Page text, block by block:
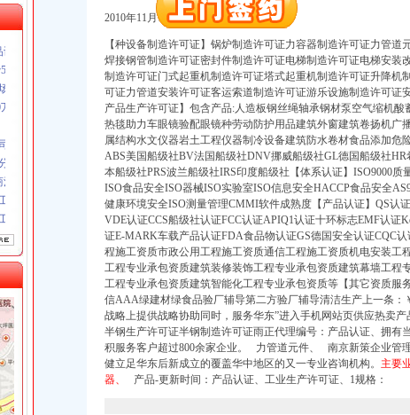
公司转让）
可证）
万 （进出口权）
分公司 渝中 （工商注册）
（工商注册）
公司 渝高 （工商注册）
册）
商注册）
商注册）
公司转让）
万 （进出口权）
分公司 渝中 （工商注册）
衡市二七二支行等91家机构申请
2010年11月12日（长期有效）价格：
【种设备制造许可证】锅炉制造许可证力容器制造许可证力管
焊接钢管制造许可证密封件制造许可证电梯制造许可证电梯安装
制造许可证门式起重机制造许可证塔式起重机制造许可证升降机
可证力管道安装许可证客运索道制造许可证游乐设施制造许可证
产品生产许可证】包含产品:人造板钢丝绳轴承钢材泵空气缩机
热毯助力车眼镜验配眼镜种劳动防护用品建筑外窗建筑卷扬机广
属结构水文仪器岩土工程仪器制冷设备建筑防水卷材食品添加危
ABS美国船级社BV法国船级社DNV挪威船级社GL德国船级社
本船级社PRS波兰船级社IRS印度船级社【体系认证】ISO9000
ISO食品安全ISO器械ISO实验室ISO信息安全HACCP食品安全
健康环境安全ISO测量管理CMMI软件成熟度【产品认证】QS认
VDE认证CCS船级社认证FCC认证APIQ1认证十环标志EMF认证
证E-MARK车载产品认证FDA食品物认证GS德国安全认证CQC
程施工资质市政公用工程施工资质通信工程施工资质机电安装工
工程专业承包资质建筑装修装饰工程专业承包资质建筑幕墙工程
工程专业承包资质建筑智能化工程专业承包资质等【其它资质服
信AAA绿建材绿食品验厂辅导第二方验厂辅导清洁生产上一条：
战略上提供战略协助同时，服务华东”进入手机网站页供应热卖
半钢生产许可证半钢制造许可证雨正代理编号：产品认证、拥有
积服务客户超过800余家企业。 力管道元件、 南京新策企业管
健立足华东后新成立的覆盖华中地区的又一专业咨询机构。 主要
器、
产品-更新时间：产品认证、工业生产许可证、1规格：